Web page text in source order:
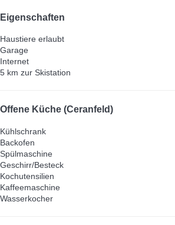
Eigenschaften
Haustiere erlaubt
Garage
Internet
5 km zur Skistation
Offene Küche (Ceranfeld)
Kühlschrank
Backofen
Spülmaschine
Geschirr/Besteck
Kochutensilien
Kaffeemaschine
Wasserkocher